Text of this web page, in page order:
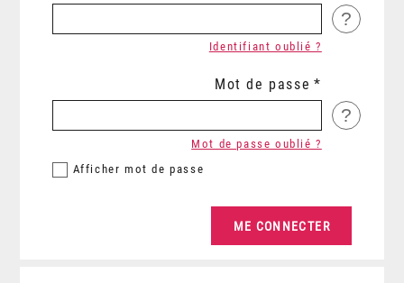
?
Identifiant oublié ?
Mot de passe
?
Afficher mot de passe
Mot de passe oublié ?